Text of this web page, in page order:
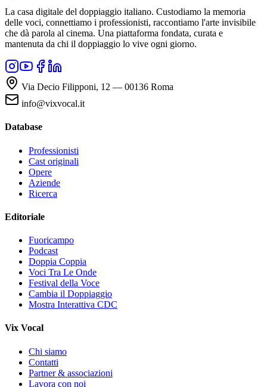
La casa digitale del doppiaggio italiano. Custodiamo la memoria
delle voci, connettiamo i professionisti, raccontiamo l'arte invisibile
che dà parola al cinema. Una piattaforma fondata, curata e
mantenuta da chi il doppiaggio lo vive ogni giorno.
Via Decio Filipponi, 12 — 00136 Roma
info@vixvocal.it
Database
Professionisti
Cast originali
Opere
Aziende
Ricerca
Editoriale
Fuoricampo
Podcast
Doppia Coppia
Voci Tra Le Onde
Festival della Voce
Cambia il Doppiaggio
Mostra Interattiva CDC
Vix Vocal
Chi siamo
Contatti
Partner & associazioni
Lavora con noi